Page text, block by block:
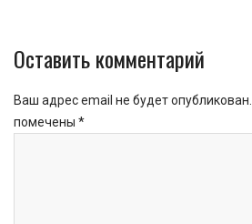
Оставить комментарий
Ваш адрес email не будет опубликован.
помечены *